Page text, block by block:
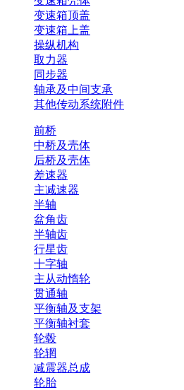
变速箱顶盖
变速箱上盖
操纵机构
取力器
同步器
轴承及中间支承
其他传动系统附件
前桥
中桥及壳体
后桥及壳体
差速器
主减速器
半轴
盆角齿
半轴齿
行星齿
十字轴
主从动惰轮
贯通轴
平衡轴及支架
平衡轴衬套
轮毂
轮辋
减震器总成
轮胎